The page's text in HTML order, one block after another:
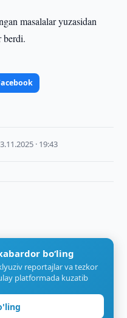
masalalar yuzasidan
berdi.
· 19:43
bo‘ling
reportajlar va tezkor
platformada kuzatib